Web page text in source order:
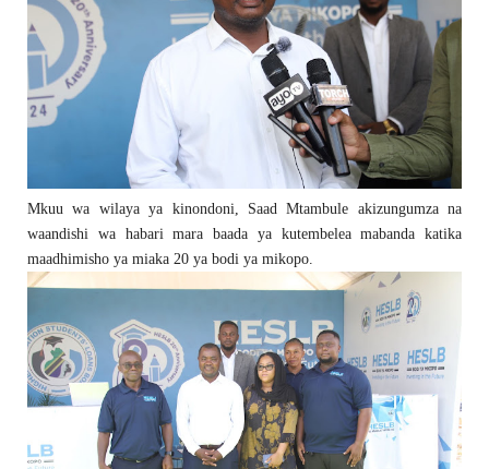
Mkuu wa wilaya ya kinondoni, Saad Mtambule akizungumza na
waandishi wa habari mara baada ya kutembelea mabanda katika
maadhimisho ya miaka 20 ya bodi ya mikopo.